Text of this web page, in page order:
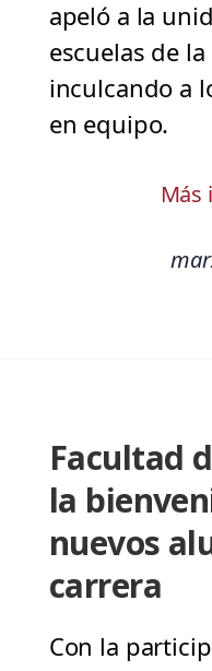
apeló a la
escuelas de
inculcando a
en equipo.
Más
Facultad
la
nuevos
carrera
Con la